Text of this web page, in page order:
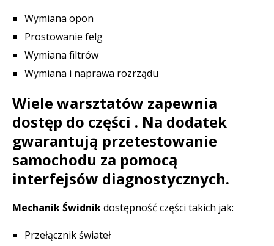
Wymiana opon
Prostowanie felg
Wymiana filtrów
Wymiana i naprawa rozrządu
Wiele warsztatów zapewnia
dostęp do części . Na dodatek
gwarantują przetestowanie
samochodu za pomocą
interfejsów diagnostycznych.
Mechanik Świdnikdostępność części takich jak:
Przełącznik świateł